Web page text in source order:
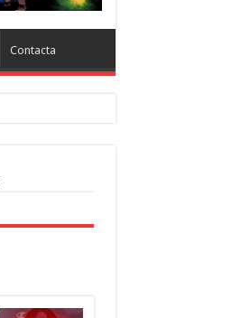
Contacta